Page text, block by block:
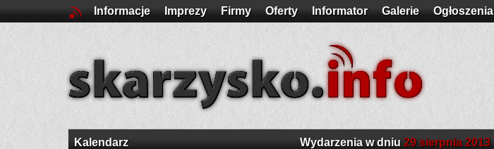
Informacje Imprezy Firmy Oferty Informator Galerie Ogłoszenia
Kalendarz Wydarzenia w dniu 29 sierpnia 2013